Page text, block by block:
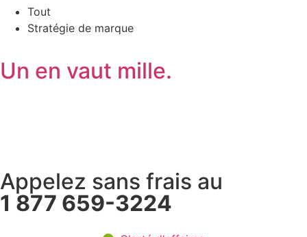
Tout
Stratégie de marque
Un en vaut mille.
Appelez sans frais au
1 877 659-3224